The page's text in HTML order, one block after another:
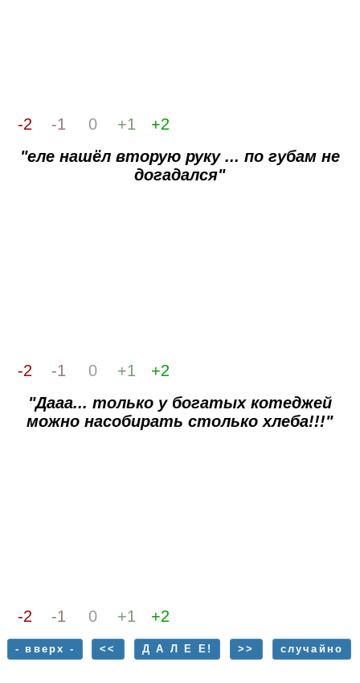
-2 -1 0 +1
+2
"еле нашёл вторую руку ... по губам не
догадался"
-2 -1 0 +1
+2
"Дааа... только у богатых котеджей
можно насобирать столько хлеба!!!"
-2 -1 0 +1 +2
- вверх - << Д А Л Е Е! >> случайно